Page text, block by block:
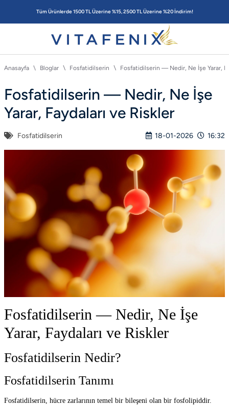
Tüm Ürünlerde 1500 TL Üzerine %15, 2500 TL Üzerine %20 İndirim!
Anasayfa Bloglar Fosfatidilserin Fosfatidilserin — Nedir, Ne İşe Yarar,
Fosfatidilserin — Nedir, Ne İşe
Yarar, Faydaları ve Riskler
Fosfatidilserin 18-01-2026 16:32
Fosfatidilserin — Nedir, Ne İşe
Yarar, Faydaları ve Riskler
Fosfatidilserin Nedir?
Fosfatidilserin Tanımı
Fosfatidilserin, hücre zarlarının temel bir bileşeni olan bir fosfolipiddir.